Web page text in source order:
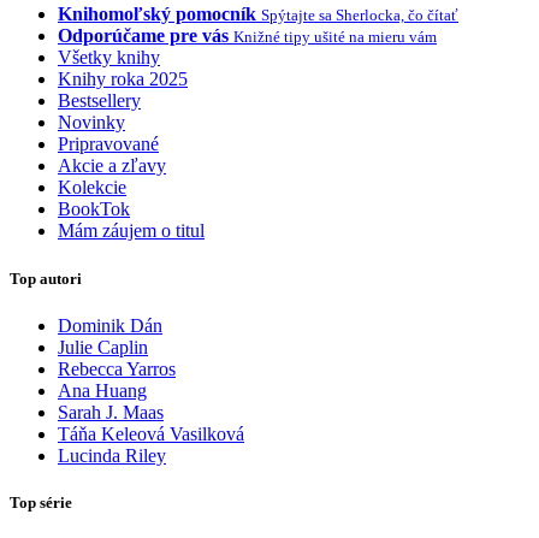
Knihomoľský pomocník Spýtajte sa Sherlocka, čo čítať
Odporúčame pre vás Knižné tipy ušité na mieru vám
Všetky knihy
Knihy roka 2025
Bestsellery
Novinky
Pripravované
Akcie a zľavy
Kolekcie
BookTok
Mám záujem o titul
Top autori
Dominik Dán
Julie Caplin
Rebecca Yarros
Ana Huang
Sarah J. Maas
Táňa Keleová Vasilková
Lucinda Riley
Top série